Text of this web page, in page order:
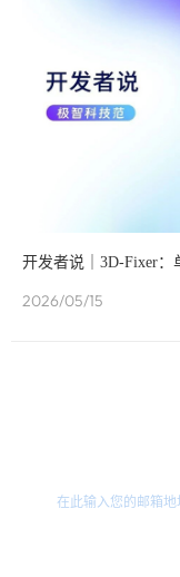
开发者说｜3D-Fixer
2026/05/15